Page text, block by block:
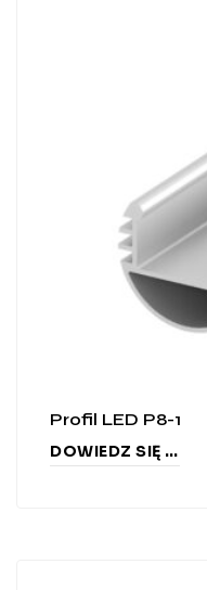
Profil LED P8-1
DOWIEDZ SIĘ WIĘCEJ